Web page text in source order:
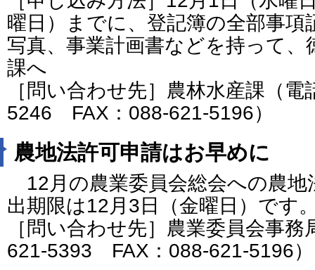
曜日）までに、登記簿の全部事項
写真、事業計画書などを持って、
課へ
［問い合わせ先］農林水産課（
5246 FAX：088-621-5196）
農地法許可申請はお早めに
12月の農業委員会総会への農地
出期限は12月3日（金曜日）です
［問い合わせ先］農業委員会事
621-5393 FAX：088-621-5196）